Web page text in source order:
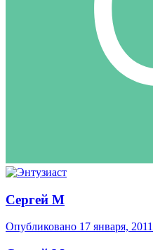
Сергей М
Опубликовано 17 января, 2011